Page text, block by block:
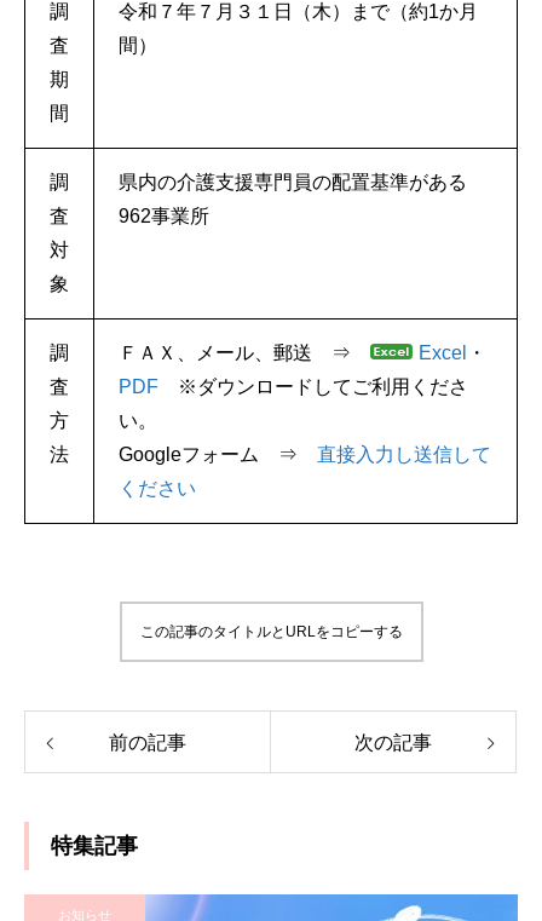
調
査
期
間
令和７年７月３１日（木）まで（約1か月
間）
調
査
対
象
県内の介護支援専門員の配置基準がある
962事業所
調
査
方
法
ＦＡＸ、メール、郵送 ⇒ Excel
・
PDF ※ダウンロードしてご利用くださ
い。
Googleフォーム ⇒ 直接入力し送信して
ください
この記事のタイトルとURLをコピーする
前の記事 次の記事
特集記事
お知らせ